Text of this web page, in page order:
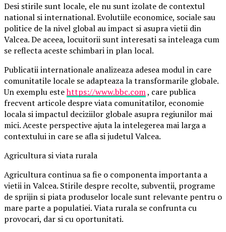
Desi stirile sunt locale, ele nu sunt izolate de contextul
national si international. Evolutiile economice, sociale sau
politice de la nivel global au impact si asupra vietii din
Valcea. De aceea, locuitorii sunt interesati sa inteleaga cum
se reflecta aceste schimbari in plan local.
Publicatii internationale analizeaza adesea modul in care
comunitatile locale se adapteaza la transformarile globale.
Un exemplu estehttps://www.bbc.com, care publica
frecvent articole despre viata comunitatilor, economie
locala si impactul deciziilor globale asupra regiunilor mai
mici. Aceste perspective ajuta la intelegerea mai larga a
contextului in care se afla si judetul Valcea.
Agricultura si viata rurala
Agricultura continua sa fie o componenta importanta a
vietii in Valcea. Stirile despre recolte, subventii, programe
de sprijin si piata produselor locale sunt relevante pentru o
mare parte a populatiei. Viata rurala se confrunta cu
provocari, dar si cu oportunitati.